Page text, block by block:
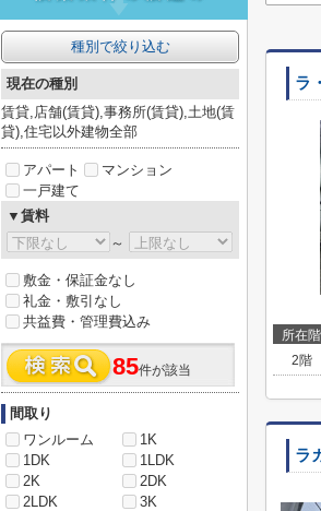
ラ
所在階
2階
ラ
種別で絞り込む
現在の種別
賃貸,店舗(賃貸),事務所(賃貸),土地(賃
貸),住宅以外建物全部
アパート
マンション
一戸建て
▼賃料
～
敷金・保証金なし
礼金・敷引なし
共益費・管理費込み
85件が該当
間取り
ワンルーム
1K
1DK
1LDK
2K
2DK
2LDK
3K